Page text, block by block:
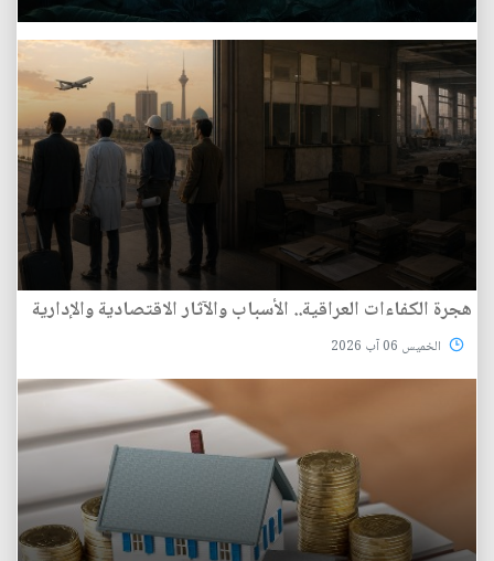
هجرة الكفاءات العراقية.. الأسباب والآثار الاقتصادية والإدارية
الخميس 06 آب 2026